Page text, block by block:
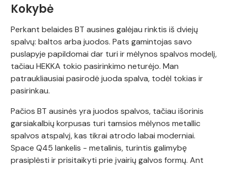
Kokybė
Perkant belaides BT ausines galėjau rinktis iš dviejų
spalvų: baltos arba juodos. Pats gamintojas savo
puslapyje papildomai dar turi ir mėlynos spalvos modelį,
tačiau HEKKA tokio pasirinkimo neturėjo. Man
patraukliausiai pasirodė juoda spalva, todėl tokias ir
pasirinkau.
Pačios BT ausinės yra juodos spalvos, tačiau išorinis
garsiakalbių korpusas turi tamsios mėlynos metallic
spalvos atspalvį, kas tikrai atrodo labai moderniai.
Space Q45 lankelis - metalinis, turintis galimybę
prasiplėsti ir prisitaikyti prie įvairių galvos formų. Ant